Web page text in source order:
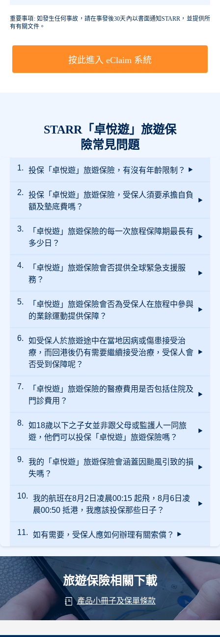
重要事項: 如發生任何事故，請在事發後30天內以書面通知STARR，並提供所
有有關文件。
按此進入 eClaim 系統
STARR「卓悅遊」旅遊保
險常見問題
投保「卓悅遊」旅遊保險，有沒有年齡限制？
投保單次旅遊計劃並沒有年齡限制。投保全年
旅遊計劃的最高投保年齡為70歲，續保至75
歲。
投保「卓悅遊」旅遊保險，受保人須要承擔自負
額及墊底費嗎？
受保人是不需要承擔任何自負額及墊底費的。
「卓悅遊」旅遊保險的每一次旅程保障期最長有
多少日？
單次旅遊的保障期最長為180日，而全年旅遊的
保障期最長為90日。
「卓悅遊」旅遊保險會否提供全球緊急支援服
務？
受保人可以致電Starr 全球緊急支援24小時熱線
(852) 2802 8638 求助。有關支援服務範圍包括
旅遊支援、商務禮賓、醫療援助服務、緊急醫
務。
「卓悅遊」旅遊保險會否為受保人在旅程中參與
的業餘運動提供保障？
「卓悅遊」旅遊保險保障業餘運動包括滑雪、
潛水、熱氣球等，而且並沒有高度或深度限
制。
如受保人於旅遊途中在當地因病或傷患接受治
療，而回港後仍有需要繼續接受治療，受保人會
否受到保障呢？
若受保人在旅程中遭受損害或感染疾病，並已
在香港境外接受首次之治療，本保單額外保障
受保人 於回港後 90 天內之覆診費用。
「卓悅遊」旅遊保險的醫療費用是否包括住院及
門診費用？
「卓悅遊」旅遊保險的醫療費用包括住院及門
診之醫療費用，而每日的門診費用及次數不設
限額。
如18歲以下之子女並非跟父母或監護人一同旅
遊，他們可以投保「卓悅遊」旅遊保險嗎？
可以，家長或監護人也可以為單獨旅遊的子女
投保。
我的「卓悅遊」旅遊保險會涵蓋因颱風引致的損
失嗎？
如於香港天文台發出熱帶氣旋警告 - 一號戒備
信號後所購買的旅遊保單，該保單將不涵蓋因
是次颱風所引致的任何損失。其他保障維持不
如保單於信號發出前購買，因颱風引致的損失
將獲保障，其他保障亦維持不變，均以保單內
我的航班在8月2日凌晨00:15 起飛，8月6日凌
晨00:50 抵港，我應該投保那些日子？
受保人必須以8月1日作為購買保險的出發日
香港為止。 這可以確保你在整個旅程中，包括
出發當天深夜前往機場、航班途中、以及回程
抵港前的所有時間都受到保障。
如有需要，受保人應如何辦理有關索償？
受保人必須在任何意外或可能引起索償事件發
生後的 30 天內以書面通知Starr，提供任何相關
證明文件，如警方報告，醫療報告，旅行證
件，登機證或電子機票，購買收據等。詳情請
參考旅遊保險索償表之有關指引。
旅遊保險相關下載
產品小冊子及保單條款